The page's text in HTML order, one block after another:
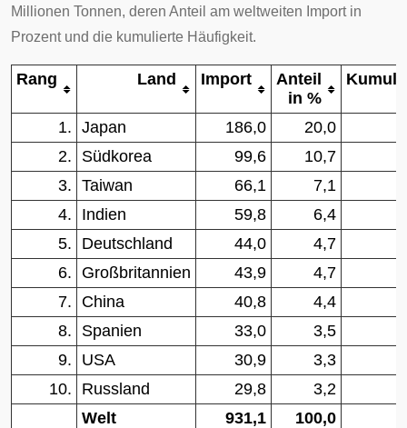
Millionen Tonnen, deren Anteil am weltweiten Import in
Prozent und die kumulierte Häufigkeit.
Rang Land Import
Anteil
in %
1. Japan 186,0
20,0
2.
Südkorea 99,6
10,7
3. Taiwan 66,1
7,1
4.
Indien 59,8
6,4
5.
Deutschland 44,0
4,7
6.
Großbritannien 43,9
4,7
7.
China 40,8
4,4
8.
Spanien 33,0
3,5
9.
USA 30,9
3,3
10.
Russland 29,8
3,2
Welt
931,1 100,0